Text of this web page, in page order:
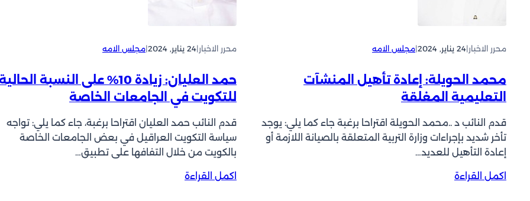
ع
ه
ا
ن
ر
و
ا
د
ف
ق
ئ
ـ
#
ج
ل
س
ح
ا
ل
ة
:
م
ض
ز
ر
ا
ت
ج
ا
ة
محرر الاخبار|24 يناير, 2024 |مجلس الامه
محمد الحويلة: إعادة تأهيل المنشآت
التعليمية المغلقة
قدم النائب د ..محمد الحويلة اقتراحا برغبة جاء كما يلي: يوجد
تأخر شديد بإجراءات وزارة التربية المتعلقة بالصيانة اللازمة أو
إعادة التأهيل للعديد…
اكمل القراءة
:
محرر الاخبار|24 يناير, 2024 |مجلس الامه
حمد العليان: زيادة 10% على النسبة
للتكويت في الجامعات الخاصة
قدم النائب حمد العليان اقتراحا برغبة، جاء كما يلي: تواجه
سياسة التكويت العراقيل في بعض الجامعات الخاصة
بالكويت من خلال التفافها على تطبيق…
اكمل القراءة
: